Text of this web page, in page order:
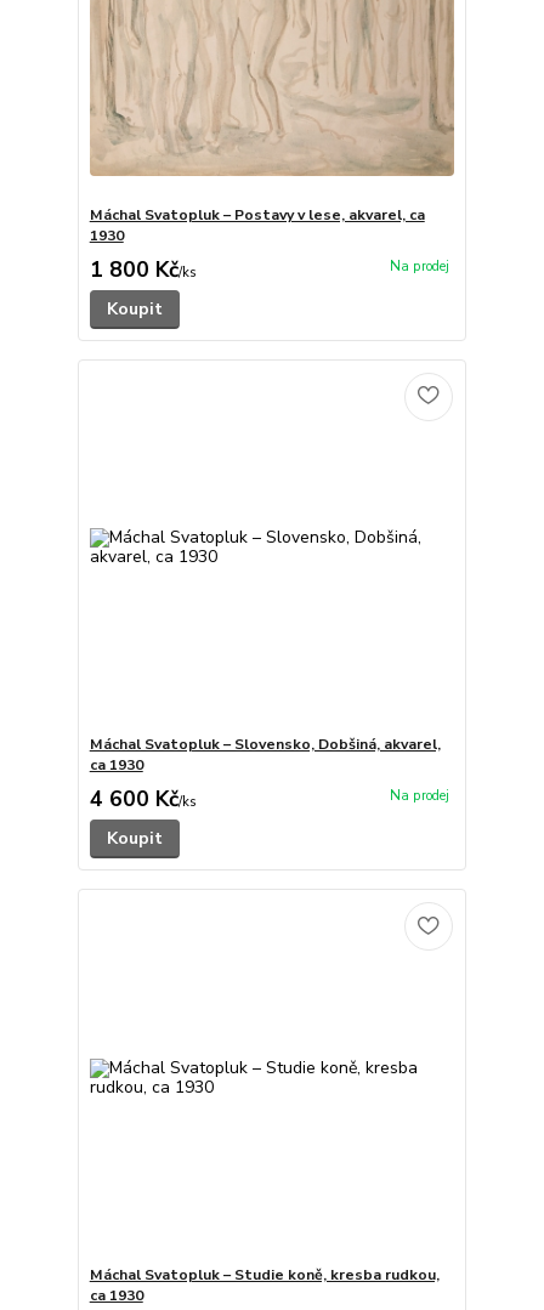
Máchal Svatopluk – Postavy v lese, akvarel, ca
1930
1 800 Kč/ks
Koupit
Máchal Svatopluk – Slovensko, Dobšiná, akvarel,
ca 1930
4 600 Kč/ks
Koupit
Máchal Svatopluk – Studie koně, kresba rudkou,
ca 1930